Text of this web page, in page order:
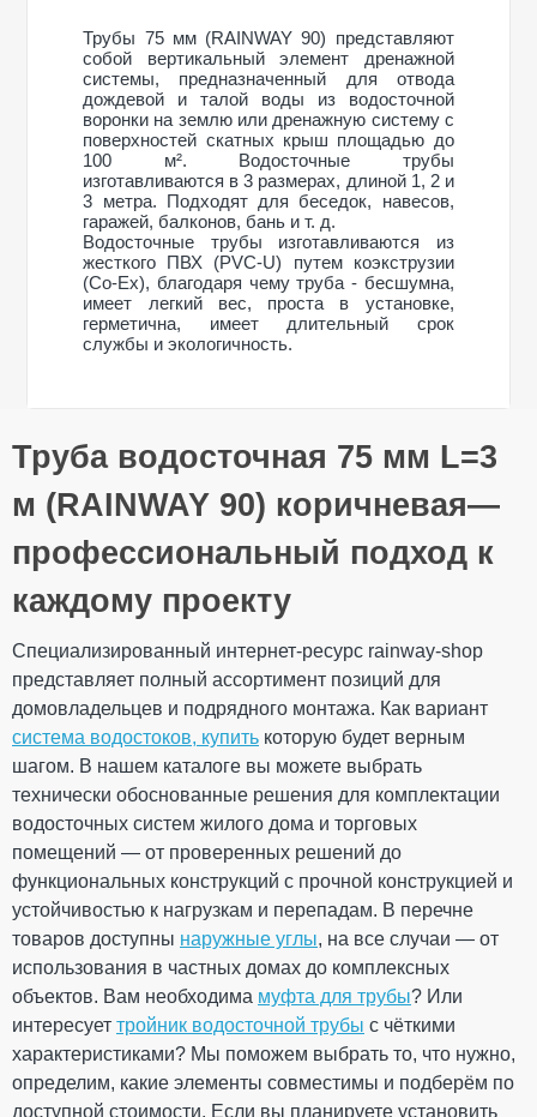
Трубы 75 мм (RAINWAY 90) представляют
собой вертикальный элемент дренажной
системы, предназначенный для отвода
дождевой и талой воды из водосточной
воронки на землю или дренажную систему с
поверхностей скатных крыш площадью до
100 м². Водосточные трубы
изготавливаются в 3 размерах, длиной 1, 2 и
3 метра. Подходят для беседок, навесов,
гаражей, балконов, бань и т. д.
Водосточные трубы изготавливаются из
жесткого ПВХ (PVC-U) путем коэкструзии
(Co-Ex), благодаря чему труба - бесшумна,
имеет легкий вес, проста в установке,
герметична, имеет длительный срок
службы и экологичность.
Общие характеристики
Тип системы
90/75 мм
Материал
Технология
производства
Коекструзия (Co-
Размеры
Длина
3000 × 75 × 75
мм
Количество в
упаковке
10 шт
Дополнительные характеристики
Температура
использования
от - 40°С / до +
60°С
Температура для
монтажа
от + 5°С
Устойчивость к УФ-
излучению
Устойчивый
Гарантия
10 лет
Европейский
стандарт
EN 12200-1:2016
Сертификат
соответствия
Сертифицирован
Оставьте свой отзыв
Ваше имя
Ваш отзыв
Рейтинг
Труба водосточная 75 мм
Труба водосточная 75 мм L=3
м (RAINWAY 90) коричневая—
профессиональный подход к
каждому проекту
Специализированный интернет-ресурс rainway-shop
представляет полный ассортимент позиций для
домовладельцев и подрядного монтажа. Как вариант
система водостоков, купить которую будет верным
шагом. В нашем каталоге вы можете выбрать
технически обоснованные решения для комплектации
водосточных систем жилого дома и торговых
помещений — от проверенных решений до
функциональных конструкций с прочной конструкцией и
устойчивостью к нагрузкам и перепадам. В перечне
товаров доступны наружные углы, на все случаи — от
использования в частных домах до комплексных
объектов. Вам необходима муфта для трубы? Или
интересует тройник водосточной трубы с чёткими
характеристиками? Мы поможем выбрать то, что нужно,
определим, какие элементы совместимы и подберём по
доступной стоимости. Если вы планируете установить